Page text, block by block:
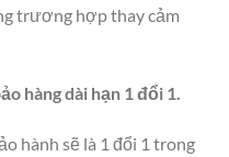
trương hợp thay cảm
hàng dài hạn 1 đổi 1.
hành sẽ là 1 đổi 1 trong